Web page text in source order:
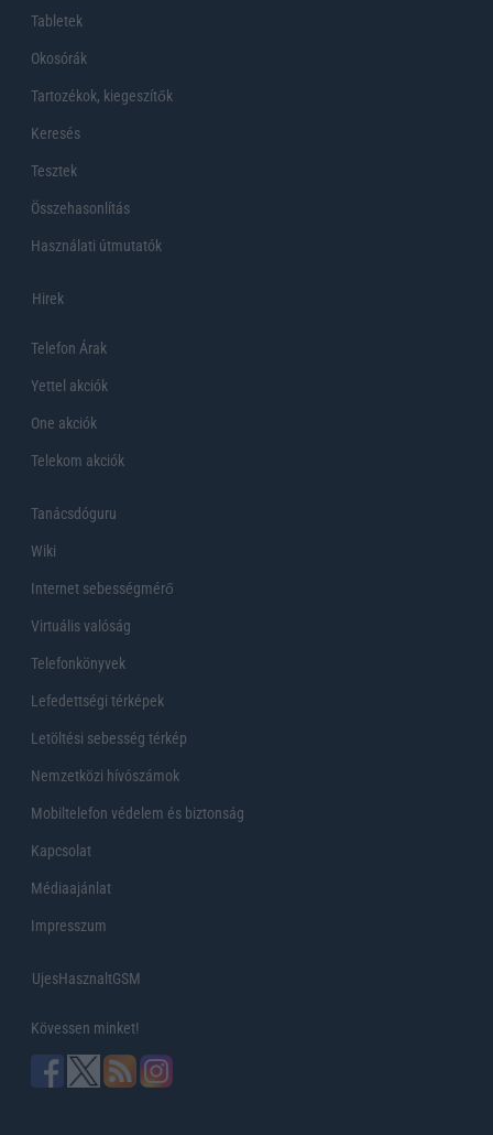
Tabletek
Okosórák
Tartozékok, kiegeszítők
Keresés
Tesztek
Összehasonlítás
Használati útmutatók
Hirek
Telefon Árak
Yettel akciók
One akciók
Telekom akciók
Tanácsdóguru
Wiki
Internet sebességmérő
Virtuális valóság
Telefonkönyvek
Lefedettségi térképek
Letöltési sebesség térkép
Nemzetközi hívószámok
Mobiltelefon védelem és biztonság
Kapcsolat
Médiaajánlat
Impresszum
UjesHasznaltGSM
Kövessen minket!